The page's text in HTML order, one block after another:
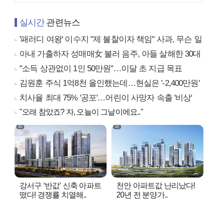
실시간관련뉴스
'패러디 여왕' 이수지 "제 불찰이자 책임" 사과, 무슨 일
아내 가출하자 성매매女 불러 음주, 아들 살해한 30대
"소득 상관없이 1인 50만원"…이달 초 지급 목표
김원훈 주식 1억8천 올인했는데…현실은 '-2,400만원'
치사율 최대 75% '공포'…어린이 사망자 속출 '비상'
"오래 참았죠? 자, 오늘이 그날이에요.."
강서구 ‘반값’ 신축 아파트
떴다! 경쟁률 치열해..
천안 아파트값 난리났다!
20년 전 분양가..